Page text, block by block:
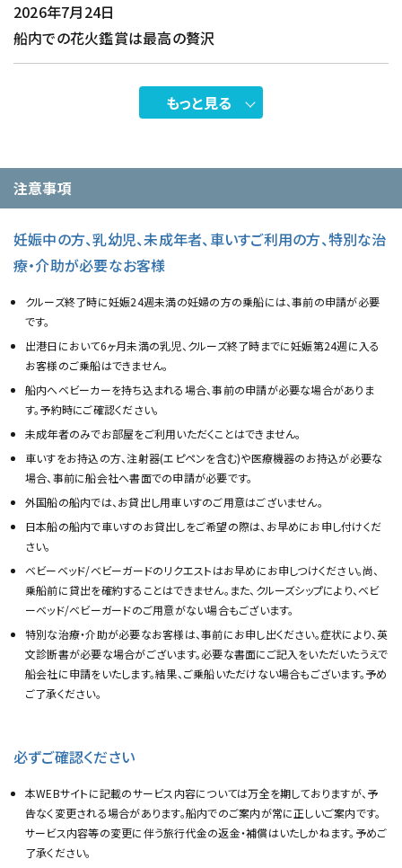
2026年7月24日
船内での花火鑑賞は最高の贅沢
もっと見る
注意事項
妊娠中の方、乳幼児、未成年者、車いすご利用の方、特別な治
療・介助が必要なお客様
クルーズ終了時に妊娠24週未満の妊婦の方の乗船には、事前の申請が必要
です。
出港日において6ヶ月未満の乳児、クルーズ終了時までに妊娠第24週に入る
お客様のご乗船はできません。
船内へベビーカーを持ち込まれる場合、事前の申請が必要な場合がありま
す。予約時にご確認ください。
未成年者のみでお部屋をご利用いただくことはできません。
車いすをお持込の方、注射器(エピペンを含む)や医療機器のお持込が必要な
場合、事前に船会社へ書面での申請が必要です。
外国船の船内では、お貸出し用車いすのご用意はございません。
日本船の船内で車いすのお貸出しをご希望の際は、お早めにお申し付けくだ
さい。
ベビーベッド/ベビーガードのリクエストはお早めにお申しつけください。尚、
乗船前に貸出を確約することはできません。また、クルーズシップにより、ベビ
ーベッド/ベビーガードのご用意がない場合もございます。
特別な治療・介助が必要なお客様は、事前にお申し出ください。症状により、英
文診断書が必要な場合がございます。必要な書面にご記入をいただいたうえで
船会社に申請をいたします。結果、ご乗船いただけない場合もございます。予め
ご了承ください。
必ずご確認ください
本WEBサイトに記載のサービス内容については万全を期しておりますが、予
告なく変更される場合があります。船内でのご案内が常に正しいご案内です。
サービス内容等の変更に伴う旅行代金の返金・補償はいたしかねます。予めご
了承ください。